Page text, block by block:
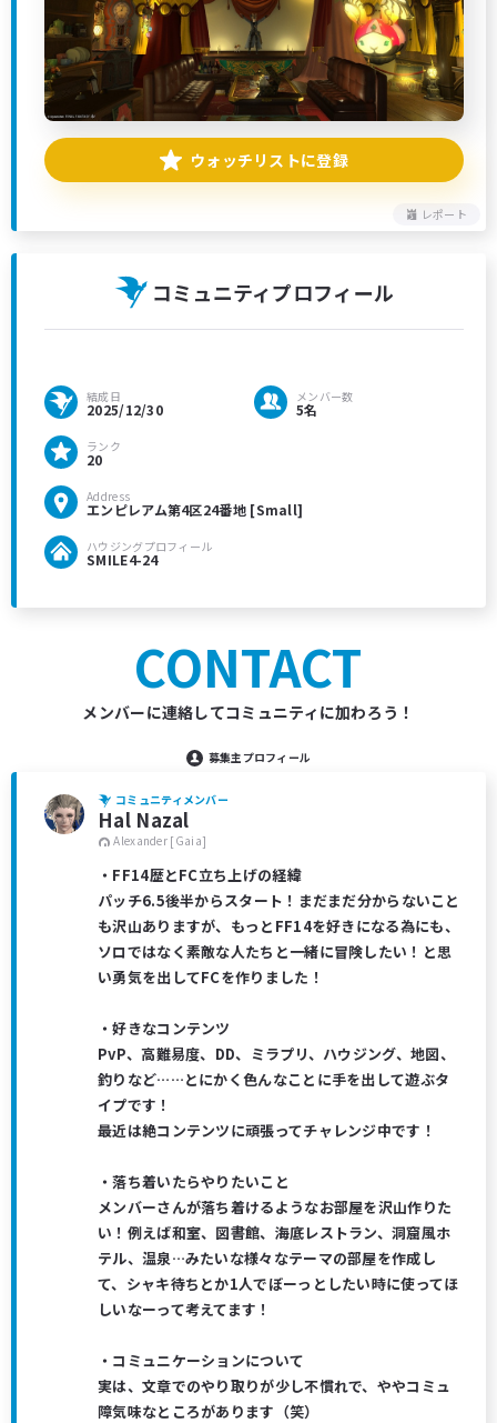
レポート
ウォッチリストに登録
コミュニティプロフィール
結成日
2025/12/30
メンバー数
5名
ランク
20
Address
エンピレアム第4区24番地 [Small]
ハウジングプロフィール
SMILE4-24
CONTACT
メンバーに連絡してコミュニティに加わろう！
募集主プロフィール
コミュニティメンバー
Hal Nazal
Alexander [Gaia]
・FF14歴とFC立ち上げの経緯
パッチ6.5後半からスタート！まだまだ分からないこと
も沢山ありますが、もっとFF14を好きになる為にも、
ソロではなく素敵な人たちと一緒に冒険したい！と思
い勇気を出してFCを作りました！
・好きなコンテンツ
PvP、高難易度、DD、ミラプリ、ハウジング、地図、
釣りなど……とにかく色んなことに手を出して遊ぶタ
イプです！
最近は絶コンテンツに頑張ってチャレンジ中です！
・落ち着いたらやりたいこと
メンバーさんが落ち着けるようなお部屋を沢山作りた
い！例えば和室、図書館、海底レストラン、洞窟風ホ
テル、温泉…みたいな様々なテーマの部屋を作成し
て、シャキ待ちとか1人でぼーっとしたい時に使ってほ
しいなーって考えてます！
・コミュニケーションについて
実は、文章でのやり取りが少し不慣れで、ややコミュ
障気味なところがあります（笑）